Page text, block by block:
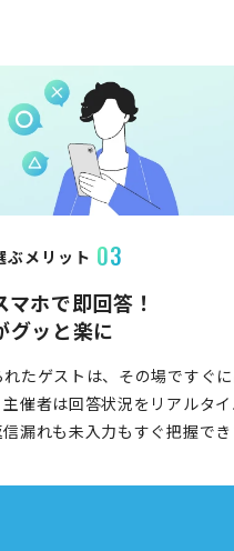
ぶメリット 03
ホで即回答！
グッと楽に
たゲストは、その場ですぐ
催者は回答状況をリアルタ
漏れも未入力もすぐ把握でき